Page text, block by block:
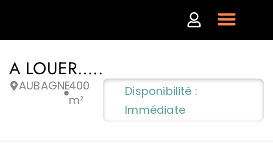
A LOUER…..
AUBAGNE400
m²
Disponibilité :
Immédiate